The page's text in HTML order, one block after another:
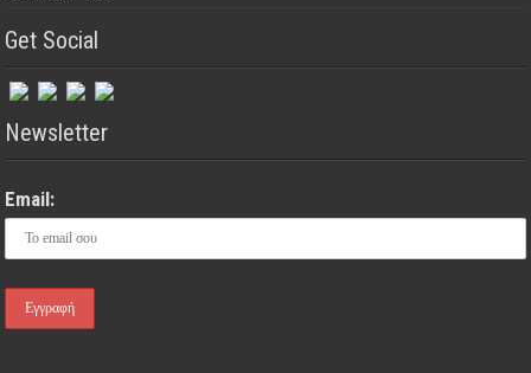
Get Social
Newsletter
Email: